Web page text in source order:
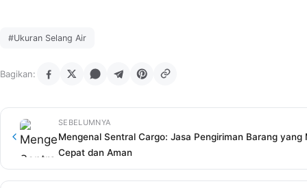
#Ukuran Selang Air
Bagikan:
SEBELUMNYA
Mengenal Sentral Cargo: Jasa Pengiriman Barang yang
Cepat dan Aman